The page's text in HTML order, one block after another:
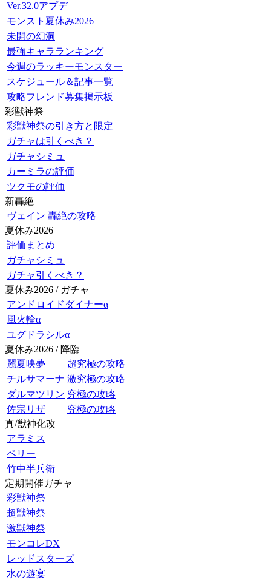
Ver.32.0アプデ
モンスト夏休み2026
未開の幻洞
最強キャラランキング
今週のラッキーモンスター
スケジュール＆記事一覧
攻略フレンド募集掲示板
彩獣神祭
彩獣神祭の引き方と限定
ガチャは引くべき？
ガチャシミュ
カーミラの評価
ツクモの評価
新轟絶
ヴェイン 轟絶の攻略
夏休み2026
評価まとめ
ガチャシミュ
ガチャ引くべき？
夏休み2026 / ガチャ
アンドロイドダイナーα
風火輪α
ユグドラシルα
夏休み2026 / 降臨
麗夏映夢
超究極の攻略
チルサマーナ 激究極の攻略
ダルマツリン 究極の攻略
佐宗リザ
究極の攻略
真/獣神化改
アラミス
ペリー
竹中半兵衛
定期開催ガチャ
彩獣神祭
超獣神祭
激獣神祭
モンコレDX
レッドスターズ
水の遊宴